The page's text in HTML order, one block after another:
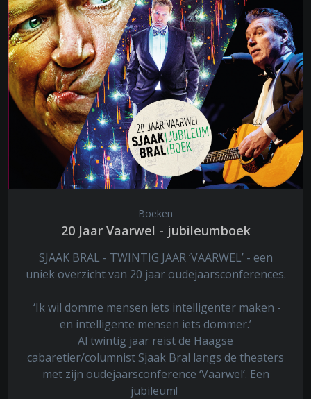
Boeken
20 Jaar Vaarwel - jubileumboek
SJAAK BRAL - TWINTIG JAAR ‘VAARWEL’ - een
uniek overzicht van 20 jaar oudejaarsconferences.
‘Ik wil domme mensen iets intelligenter maken -
en intelligente mensen iets dommer.’
Al twintig jaar reist de Haagse
cabaretier/columnist Sjaak Bral langs de theaters
met zijn oudejaarsconference ‘Vaarwel’. Een
jubileum!